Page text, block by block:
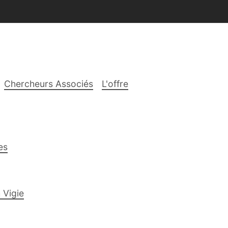
Chercheurs Associés
L'offre
Vigie